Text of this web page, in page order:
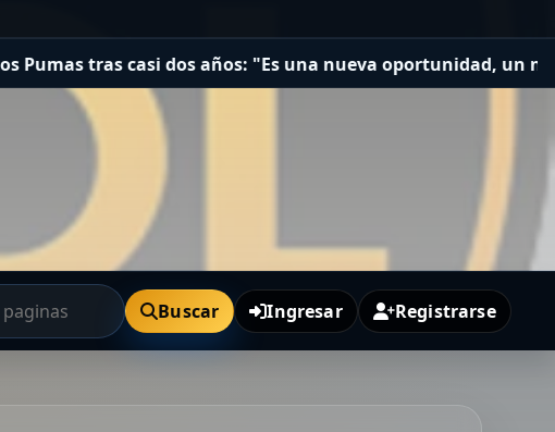
tras casi dos años: "Es una nueva oportunidad, un nuevo
Buscar Ingresar Registrarse